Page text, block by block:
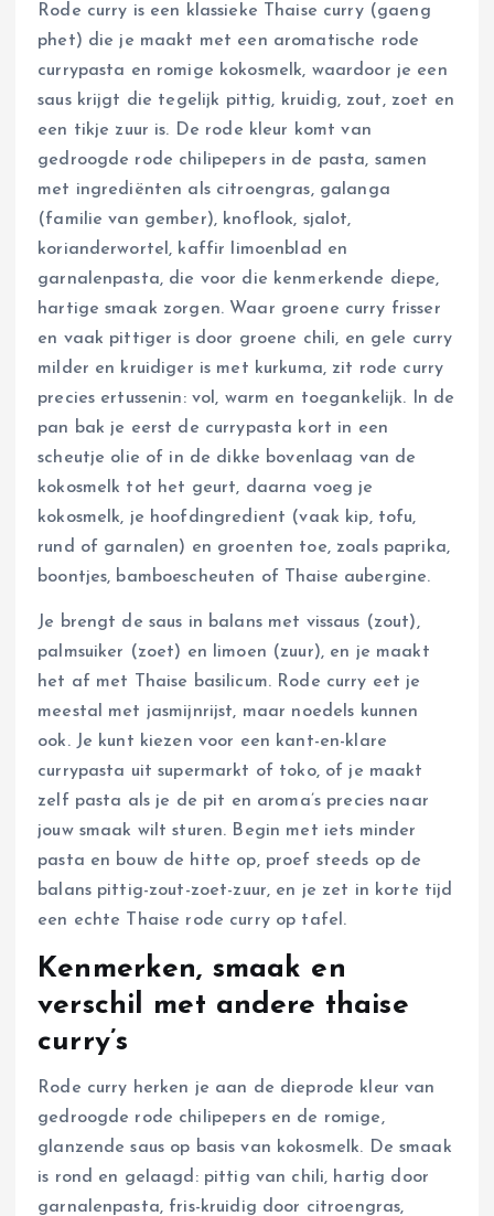
Rode curry is een klassieke Thaise curry (gaeng
phet) die je maakt met een aromatische rode
currypasta en romige kokosmelk, waardoor je een
saus krijgt die tegelijk pittig, kruidig, zout, zoet en
een tikje zuur is. De rode kleur komt van
gedroogde rode chilipepers in de pasta, samen
met ingrediënten als citroengras, galanga
(familie van gember), knoflook, sjalot,
korianderwortel, kaffir limoenblad en
garnalenpasta, die voor die kenmerkende diepe,
hartige smaak zorgen. Waar groene curry frisser
en vaak pittiger is door groene chili, en gele curry
milder en kruidiger is met kurkuma, zit rode curry
precies ertussenin: vol, warm en toegankelijk. In de
pan bak je eerst de currypasta kort in een
scheutje olie of in de dikke bovenlaag van de
kokosmelk tot het geurt, daarna voeg je
kokosmelk, je hoofdingredient (vaak kip, tofu,
rund of garnalen) en groenten toe, zoals paprika,
boontjes, bamboescheuten of Thaise aubergine.
Je brengt de saus in balans met vissaus (zout),
palmsuiker (zoet) en limoen (zuur), en je maakt
het af met Thaise basilicum. Rode curry eet je
meestal met jasmijnrijst, maar noedels kunnen
ook. Je kunt kiezen voor een kant-en-klare
currypasta uit supermarkt of toko, of je maakt
zelf pasta als je de pit en aroma’s precies naar
jouw smaak wilt sturen. Begin met iets minder
pasta en bouw de hitte op, proef steeds op de
balans pittig-zout-zoet-zuur, en je zet in korte tijd
een echte Thaise rode curry op tafel.
Kenmerken, smaak en
verschil met andere thaise
curry’s
Rode curry herken je aan de dieprode kleur van
gedroogde rode chilipepers en de romige,
glanzende saus op basis van kokosmelk. De smaak
is rond en gelaagd: pittig van chili, hartig door
garnalenpasta, fris-kruidig door citroengras,